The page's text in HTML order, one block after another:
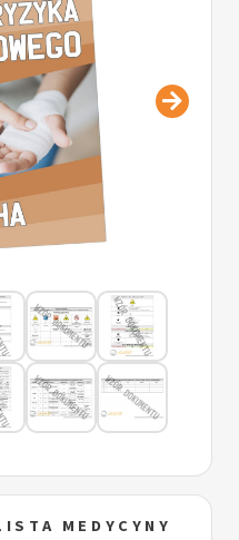
MEDYCYNY